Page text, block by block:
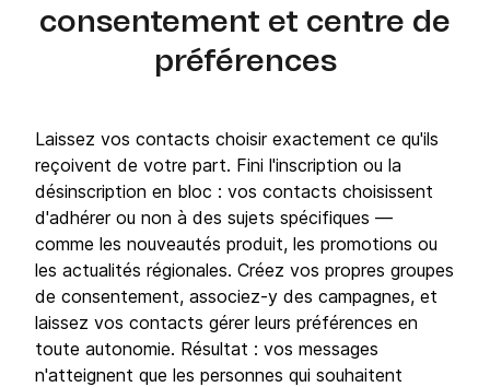
consentement et centre de
préférences
Laissez vos contacts choisir exactement ce qu'ils
reçoivent de votre part. Fini l'inscription ou la
désinscription en bloc : vos contacts choisissent
d'adhérer ou non à des sujets spécifiques —
comme les nouveautés produit, les promotions ou
les actualités régionales. Créez vos propres groupes
de consentement, associez-y des campagnes, et
laissez vos contacts gérer leurs préférences en
toute autonomie. Résultat : vos messages
n'atteignent que les personnes qui souhaitent